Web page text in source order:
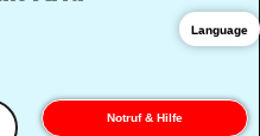
Notruf & Hilfe
Language